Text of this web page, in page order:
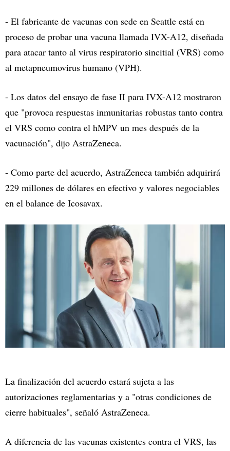
- El fabricante de vacunas con sede en Seattle está en
proceso de probar una vacuna llamada IVX-A12, diseñada
para atacar tanto al virus respiratorio sincitial (VRS) como
al metapneumovirus humano (VPH).
- Los datos del ensayo de fase II para IVX-A12 mostraron
que "provoca respuestas inmunitarias robustas tanto contra
el VRS como contra el hMPV un mes después de la
vacunación", dijo AstraZeneca.
- Como parte del acuerdo, AstraZeneca también adquirirá
229 millones de dólares en efectivo y valores negociables
en el balance de Icosavax.
La finalización del acuerdo estará sujeta a las
autorizaciones reglamentarias y a "otras condiciones de
cierre habituales", señaló AstraZeneca.
A diferencia de las vacunas existentes contra el VRS, las